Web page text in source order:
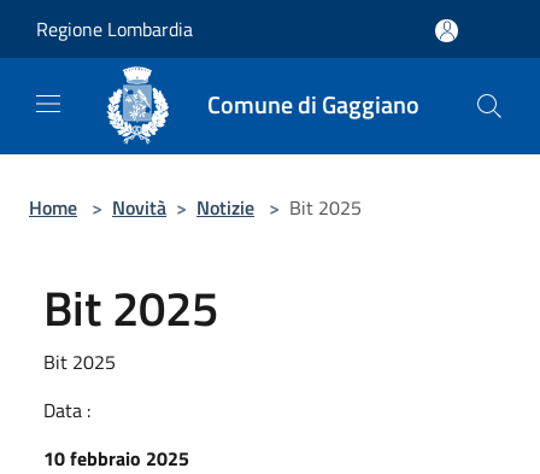
Regione Lombardia
Comune di Gaggiano
Home > Novità > Notizie > Bit 2025
Bit 2025
Bit 2025
Data :
10 febbraio 2025